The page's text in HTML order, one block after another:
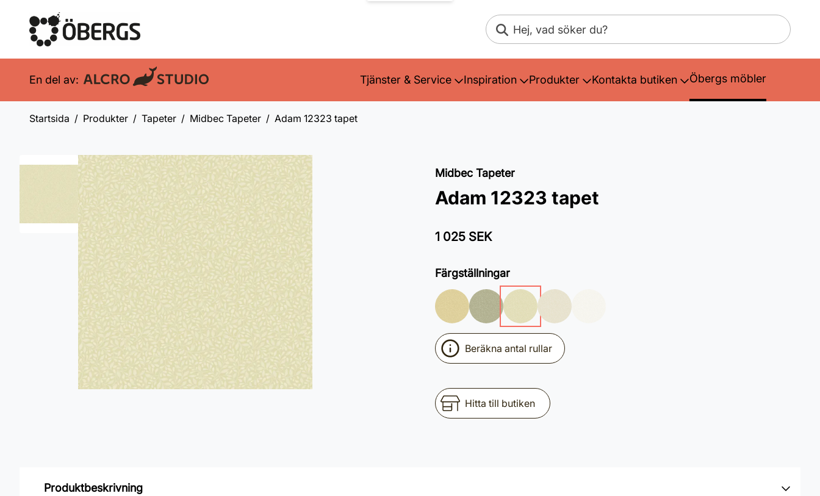
Sök
En del av: Tjänster & Service Inspiration Produkter Kontakta butiken Öbergs möbler
Startsida Produkter Tapeter Midbec Tapeter Adam 12323 tapet
Midbec Tapeter
Adam 12323 tapet
1 025 SEK
Färgställningar
Beräkna antal rullar
Hitta till butiken
Produktbeskrivning